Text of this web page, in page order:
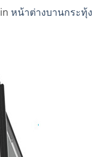
in หน้าต่างบานกระทุ้ง